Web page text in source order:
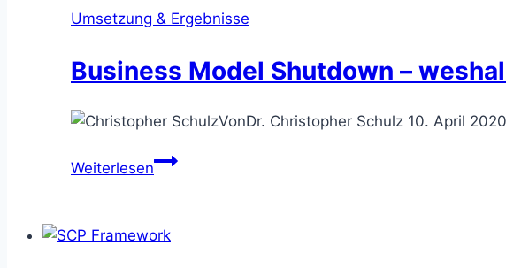
Strategiemaßnahmen
Umsetzung & Ergebnisse
Business Model Shutdown –
VonDr. Christopher Schulz 10. April 2020
WeiterlesenBusiness
–